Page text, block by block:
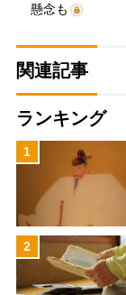
懸念も
関連記事
ランキング
1
2